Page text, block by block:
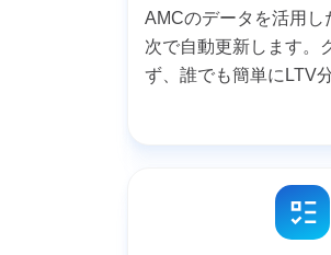
AMCのデータを活用し
次で自動更新します。
ず、誰でも簡単にLTV